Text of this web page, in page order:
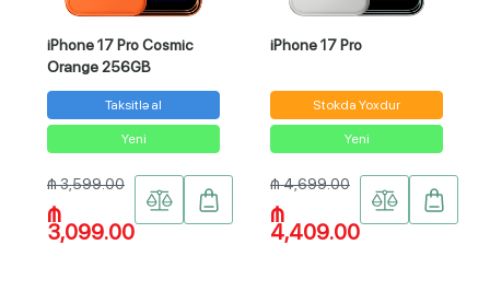
iPhone 17 Pro Cosmic
Orange 256GB
Taksitlə al
Yeni
₼ 3,599.00
₼
3,099.00
iPhone 17 Pro
Stokda Yoxdur
Yeni
₼ 4,699.00
₼
4,409.00